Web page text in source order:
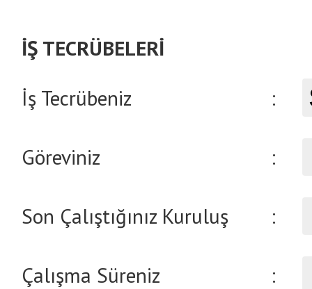
İŞ TECRÜBELERİ
İş Tecrübeniz
:
Göreviniz :
Son Çalıştığınız Kuruluş :
Çalışma Süreniz :